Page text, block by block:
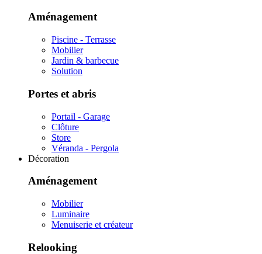
Aménagement
Piscine - Terrasse
Mobilier
Jardin & barbecue
Solution
Portes et abris
Portail - Garage
Clôture
Store
Véranda - Pergola
Décoration
Aménagement
Mobilier
Luminaire
Menuiserie et créateur
Relooking